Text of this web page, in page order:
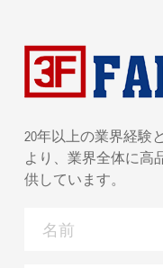
20年以上の業界経験
より、業界全体に高
供しています。